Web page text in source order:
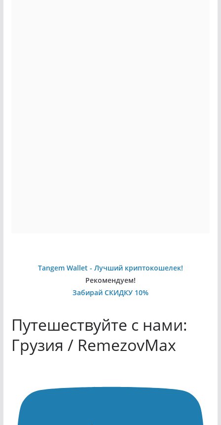
Tangem Wallet - Лучший криптокошелек!
Рекомендуем!
Забирай СКИДКУ 10%
Путешествуйте с нами:
Грузия / RemezovMax